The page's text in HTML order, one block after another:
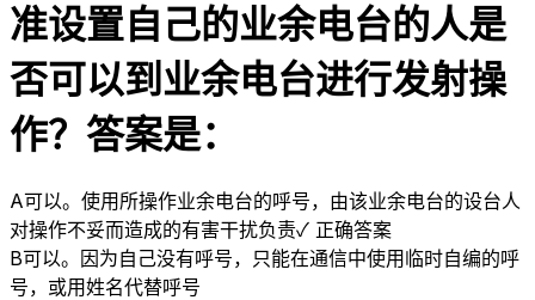
准设置自己的业余电台的人是
否可以到业余电台进行发射操
作？答案是：
A可以。使用所操作业余电台的呼号，由该业余电台的设台人
对操作不妥而造成的有害干扰负责✓ 正确答案
B可以。因为自己没有呼号，只能在通信中使用临时自编的呼
号，或用姓名代替呼号